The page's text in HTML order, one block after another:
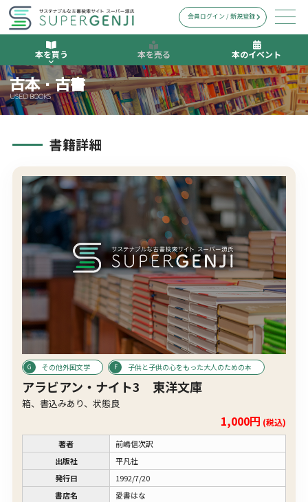
本を買う 本を売る 本のイベント
会員ログイン / 新規登録
古本・古書
USED BOOKS
書籍詳細
その他外国文学 子供と子供の心をもった大人のための本
アラビアン・ナイト3 東洋文庫
箱、書込みあり、状態良
1,000円 (税込)
著者
前嶋信次訳
出版社
平凡社
発行日
1992/7/20
書店名
愛書はな